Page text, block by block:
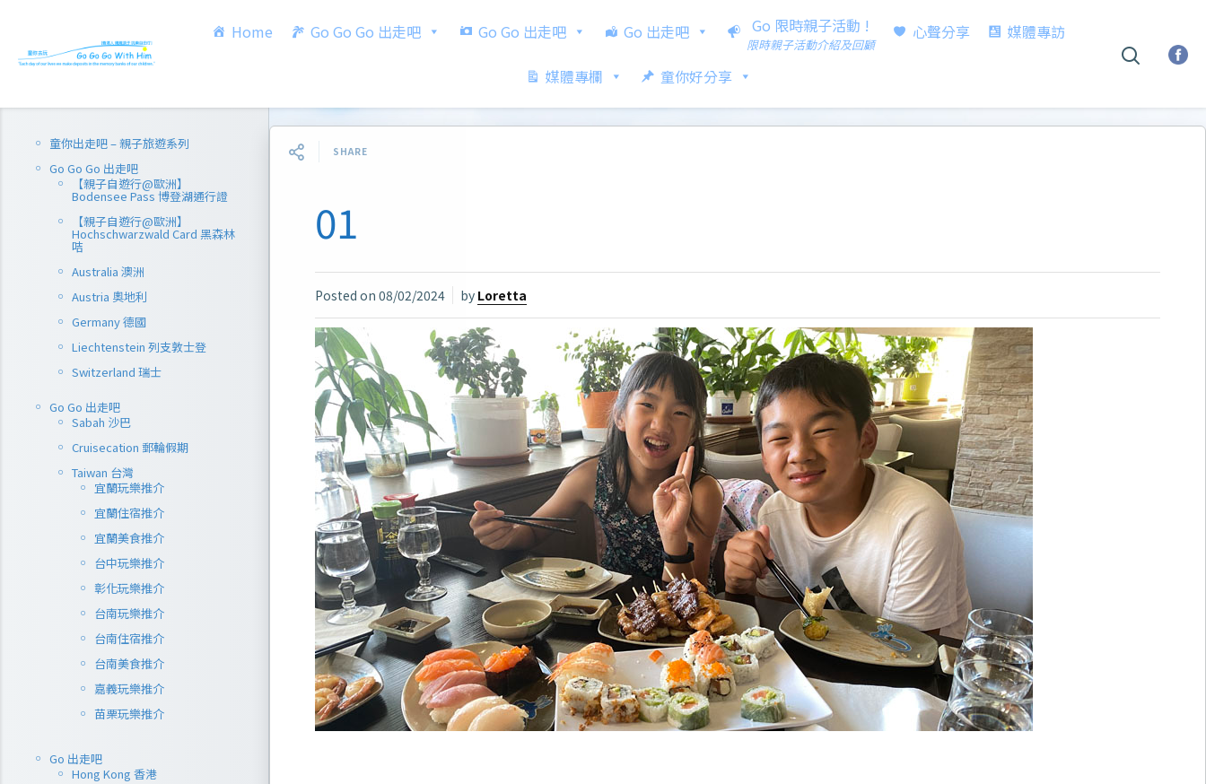
Home Go Go Go 出走吧 Go Go 出走吧 Go 出走吧 Go 限時親子活動 !
限時親子活動介紹及回顧
心聲分享 媒體專訪
媒體專欄 童你好分享
童你出走吧 – 親子旅遊系列
Go Go Go 出走吧
【親子自遊行@歐洲】
Bodensee Pass 博登湖通行證
【親子自遊行@歐洲】
Hochschwarzwald Card 黑森林
咭
Australia 澳洲
Austria 奧地利
Germany 德國
Liechtenstein 列支敦士登
Switzerland 瑞士
Go Go 出走吧
Sabah 沙巴
Cruisecation 郵輪假期
Taiwan 台灣
宜蘭玩樂推介
宜蘭住宿推介
宜蘭美食推介
台中玩樂推介
彰化玩樂推介
台南玩樂推介
台南住宿推介
台南美食推介
嘉義玩樂推介
苗栗玩樂推介
Go 出走吧
Hong Kong 香港
SHARE
01
Posted on 08/02/2024 by Loretta